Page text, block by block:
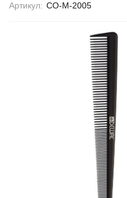
Артикул: CO-M-2005